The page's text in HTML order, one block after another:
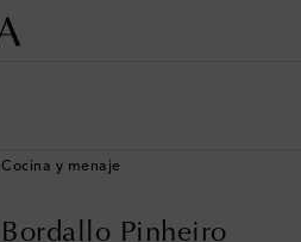
Cocina y menaje
Bordallo Pinheiro